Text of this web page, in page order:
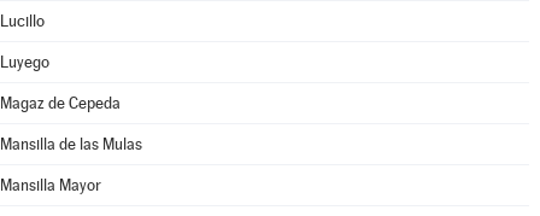
Lucillo
Luyego
Magaz de Cepeda
Mansilla de las Mulas
Mansilla Mayor